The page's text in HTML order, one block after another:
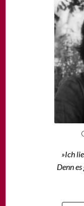
»Ich
Denn